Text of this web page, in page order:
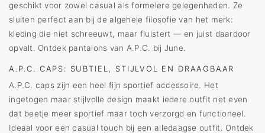
geschikt voor zowel casual als formelere gelegenheden. Ze
sluiten perfect aan bij de algehele filosofie van het merk:
kleding die niet schreeuwt, maar fluistert — en juist daardoor
opvalt. Ontdek pantalons van A.P.C. bij June.
A.P.C. CAPS: SUBTIEL, STIJLVOL EN DRAAGBAAR
A.P.C. caps zijn een heel fijn sportief accessoire. Het
ingetogen maar stijlvolle design maakt iedere outfit net even
dat beetje meer sportief maar toch verzorgd en functioneel.
Ideaal voor een casual touch bij een alledaagse outfit. Ontdek